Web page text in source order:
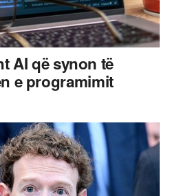
AI që synon të
e programimit